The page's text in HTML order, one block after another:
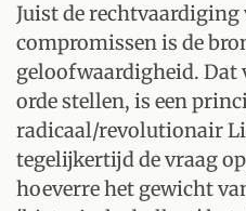
Juist de
compromissen is de
geloofwaardigheid. Dat
orde stellen, is een
radicaal/revolutionair
tegelijkertijd de vraag
hoeverre het gewicht